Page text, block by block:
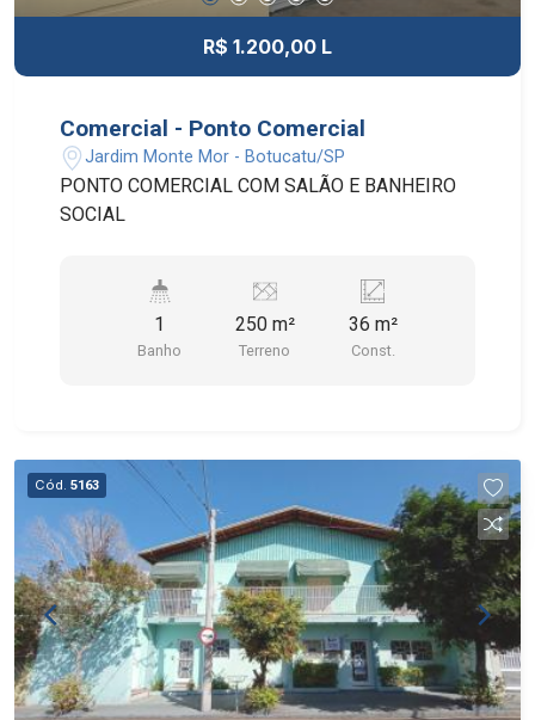
R$ 1.200,00 L
Comercial - Ponto Comercial
Jardim Monte Mor - Botucatu/SP
PONTO COMERCIAL COM SALÃO E BANHEIRO
SOCIAL
1
Banho
250 m²
Terreno
36 m²
Const.
Cód. 5163